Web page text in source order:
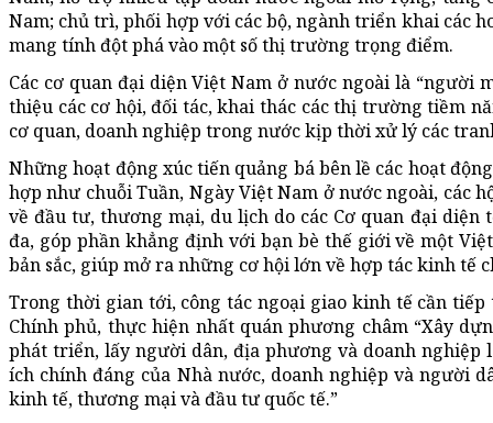
Nam; chủ trì, phối hợp với các bộ, ngành triển khai các
mang tính đột phá vào một số thị trường trọng điểm.
Các cơ quan đại diện Việt Nam ở nước ngoài là “người
thiệu các cơ hội, đối tác, khai thác các thị trường tiềm
cơ quan, doanh nghiệp trong nước kịp thời xử lý các
Những hoạt động xúc tiến quảng bá bên lề các hoạt
hợp như chuỗi Tuần, Ngày Việt Nam ở nước ngoài, các
về đầu tư, thương mại, du lịch do các Cơ quan đại
đa, góp phần khẳng định với bạn bè thế giới về một
bản sắc, giúp mở ra những cơ hội lớn về hợp tác kinh tế
Trong thời gian tới, công tác ngoại giao kinh tế cần tiếp
Chính phủ, thực hiện nhất quán phương châm “Xây
phát triển, lấy người dân, địa phương và doanh nghiệp
ích chính đáng của Nhà nước, doanh nghiệp và người
kinh tế, thương mại và đầu tư quốc tế.”